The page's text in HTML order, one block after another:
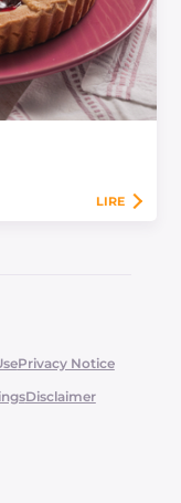
LIRE
Privacy Notice
Disclaimer